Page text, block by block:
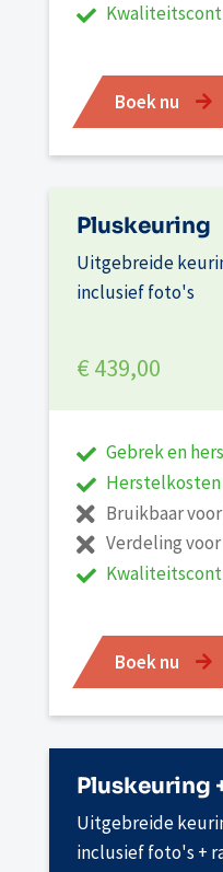
Boek nu
Pluskeuring
Uitgebreide
inclusief foto's
€ 439,00
Gebrek en
Herstelkosten
Bruikbaar
Verdeling voor
Boek nu
Pluskeuring
Uitgebreide
inclusief foto's +